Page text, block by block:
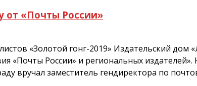
от «Почты России»
«Золотой гонг-2019» Издательский
«Почты России» и региональных
вручал заместитель гендиректора по